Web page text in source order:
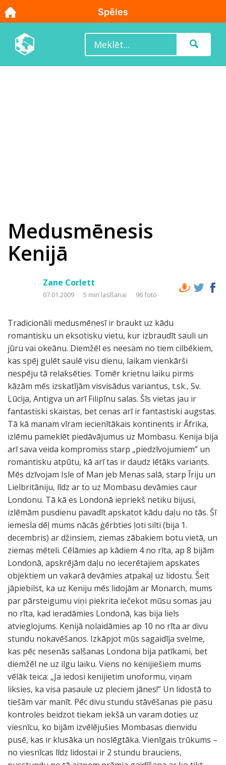
Medusmēnesis
Kenijā
Zane Corlett
07.01.2009 5 min lasīšanai 96 foto
Tradicionāli medusmēnesī ir braukt uz kādu
romantisku un eksotisku vietu, kur izbraudīt sauli un
jūru vai okeānu. Diemžēl es neesam no tiem cilbēkiem,
kas spēj gulēt saulē visu dienu, laikam vienkārši
nespēju tā relaksēties. Tomēr krietnu laiku pirms
kāzām mēs izskatījām visvisādus variantus, t.sk., Sv.
Lūcija, Antigva un arī Filipīnu salas. Šīs vietas jau ir
fantastiski skaistas, bet cenas arī ir fantastiski augstas.
Tā kā manam vīram iecienītākais kontinents ir Āfrika,
izlēmu pameklēt piedāvājumus uz Mombasu. Kenija bija
arī sava veida kompromiss starp „piedzīvojumiem” un
romantisku atpūtu, kā arī tas ir daudz lētāks variants.
Mēs dzīvojam Isle of Man jeb Menas salā, starp Īriju un
Lielbritāniju, līdz ar to uz Mombasu devāmies caur
Londonu. Tā kā es Londonā iepriekš netiku bijusi,
izlēmām pusdienu pavadīt apskatot kādu daļu no tās. Šī
iemesla dēļ mums nācās ģērbties ļoti silti (bija 1.
decembris) ar džinsiem, ziemas zābakiem botu vietā, un
ziemas mēteli. Cēlāmies ap kādiem 4 no rīta, ap 8 bijām
Londonā, apskrējām daļu no iecerētajiem apskates
objektiem un vakarā devāmies atpakaļ uz lidostu. Šeit
jāpiebilst, ka uz Keniju mēs lidojām ar Monarch, mums
par pārsteigumu viņi piekrita iečekot mūsu somas jau
no rīta, kad ieradāmies Londonā, kas bija liels
atvieglojums. Kenijā nolaidāmies ap 10 no rīta ar divu
stundu nokavēšanos. Izkāpjot mūs sagaidīja svelme,
kas pēc nesenās salšanas Londona bija patīkami, bet
diemžēl ne uz ilgu laiku. Viens no kenijiešiem mums
vēlāk teica: „Ja iedosi kenijietim unoformu, viņam
liksies, ka visa pasaule uz pleciem jānes!” Un lidostā to
tiešām var manīt. Pēc divu stundu stāvēšanas pie pasu
kontroles beidzot tiekam iekšā un varam doties uz
viesnīcu, ko bijām izvēlējušies Mombasas dienvidu
pusē, kas ir klusāka un noslēgtāka. Vienīgais trūkums –
no viesnīcas līdz lidostai ir 2 stundu brauciens,